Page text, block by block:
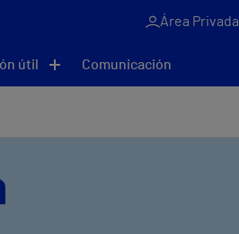
Área Privada
útil Comunicación